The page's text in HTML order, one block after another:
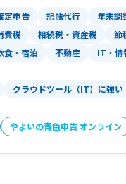
当事務所は「ワンスト
ップサービスとは、会
、文字通りワンストッ
務以外の各専門家と連
定申告 記帳代行 年末調
費税 相続税・資産税 節
食・宿泊 不動産 IT・情
クラウドツール（IT）に強い
やよいの青色申告 オンライン